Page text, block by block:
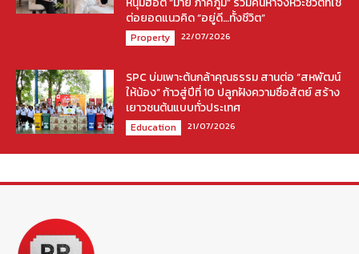
ต่อยอดแนวคิด “อยู่ดี…ทั้งชีวิต”
Property 22/07/2026
SPC บ่มเพาะต้นกล้าคุณธรรม สานต่อ “สหพัฒน์
ให้น้อง” ก้าวสู่ปีที่ 10 ปลูกฝังความซื่อสัตย์ สร้าง
เยาวชนต้นแบบทั่วประเทศ
Education 21/07/2026